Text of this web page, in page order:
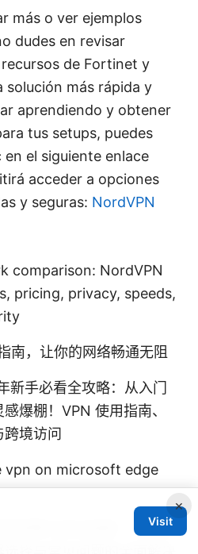
más o ver ejemplos
dudes en revisar
de Fortinet y
solución más rápida y
aprendiendo y obtener
tus setups, puedes
el siguiente enlace
acceder a opciones
y seguras: NordVPN
comparison: NordVPN
pricing, privacy, speeds,
南，让你的网络畅通无阻
手必看全攻略：从入门
爆棚！VPN 使用指南、
境访问
vpn on microsoft edge
排错与优化指南：从网络
×
Visit